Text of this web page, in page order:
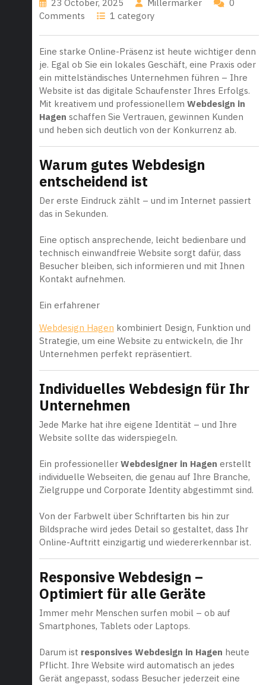
23 October, 2025 Millermarker
0
Comments
1 category
Eine starke Online-Präsenz ist heute wichtiger denn
je. Egal ob Sie ein lokales Geschäft, eine Praxis oder
ein mittelständisches Unternehmen führen – Ihre
Website ist das digitale Schaufenster Ihres Erfolgs.
Mit kreativem und professionellem Webdesign in
Hagen schaffen Sie Vertrauen, gewinnen Kunden
und heben sich deutlich von der Konkurrenz ab.
Warum gutes Webdesign
entscheidend ist
Der erste Eindruck zählt – und im Internet passiert
das in Sekunden.
Eine optisch ansprechende, leicht bedienbare und
technisch einwandfreie Website sorgt dafür, dass
Besucher bleiben, sich informieren und mit Ihnen
Kontakt aufnehmen.
Ein erfahrener
Webdesign Hagen kombiniert Design, Funktion und
Strategie, um eine Website zu entwickeln, die Ihr
Unternehmen perfekt repräsentiert.
Individuelles Webdesign für Ihr
Unternehmen
Jede Marke hat ihre eigene Identität – und Ihre
Website sollte das widerspiegeln.
Ein professioneller Webdesigner in Hagen erstellt
individuelle Webseiten, die genau auf Ihre Branche,
Zielgruppe und Corporate Identity abgestimmt sind.
Von der Farbwelt über Schriftarten bis hin zur
Bildsprache wird jedes Detail so gestaltet, dass Ihr
Online-Auftritt einzigartig und wiedererkennbar ist.
Responsive Webdesign –
Optimiert für alle Geräte
Immer mehr Menschen surfen mobil – ob auf
Smartphones, Tablets oder Laptops.
Darum ist responsives Webdesign in Hagen heute
Pflicht. Ihre Website wird automatisch an jedes
Gerät angepasst, sodass Besucher jederzeit eine